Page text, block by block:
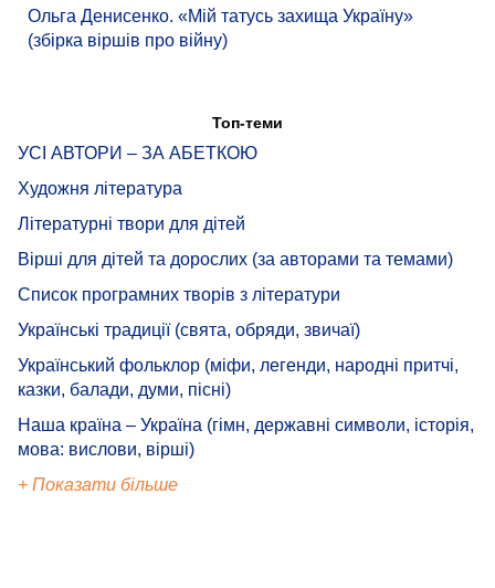
Ольга Денисенко. «Мій татусь захища Україну»
(збірка віршів про війну)
Топ-теми
УСІ АВТОРИ – ЗА АБЕТКОЮ
Художня література
Літературні твори для дітей
Вірші для дітей та дорослих (за авторами та темами)
Список програмних творів з літератури
Українські традиції (свята, обряди, звичаї)
Український фольклор (міфи, легенди, народні притчі,
казки, балади, думи, пісні)
Наша країна – Україна (гімн, державні символи, історія,
мова: вислови, вірші)
+ Показати більше